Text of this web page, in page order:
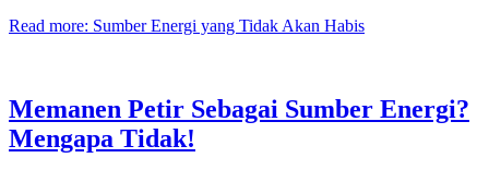
Read more: Sumber Energi yang Tidak Akan Habis
Memanen Petir Sebagai Sumber Energi?
Mengapa Tidak!